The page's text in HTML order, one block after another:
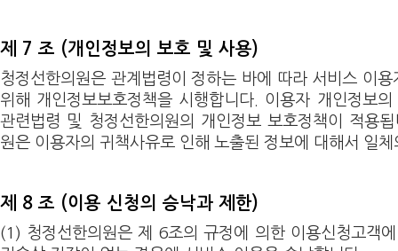
제 7 조 (개인정보의 보호 및 사용)
청정선한의원은 관계법령이 정하는 바에 따라 서비스 이
위해 개인정보보호정책을 시행합니다. 이용자 개인정보
관련법령 및 청정선한의원의 개인정보 보호정책이 적용
원은 이용자의 귀책사유로 인해 노출된 정보에 대해서 일
제 8 조 (이용 신청의 승낙과 제한)
(1) 청정선한의원은 제 6조의 규정에 의한 이용신청고객